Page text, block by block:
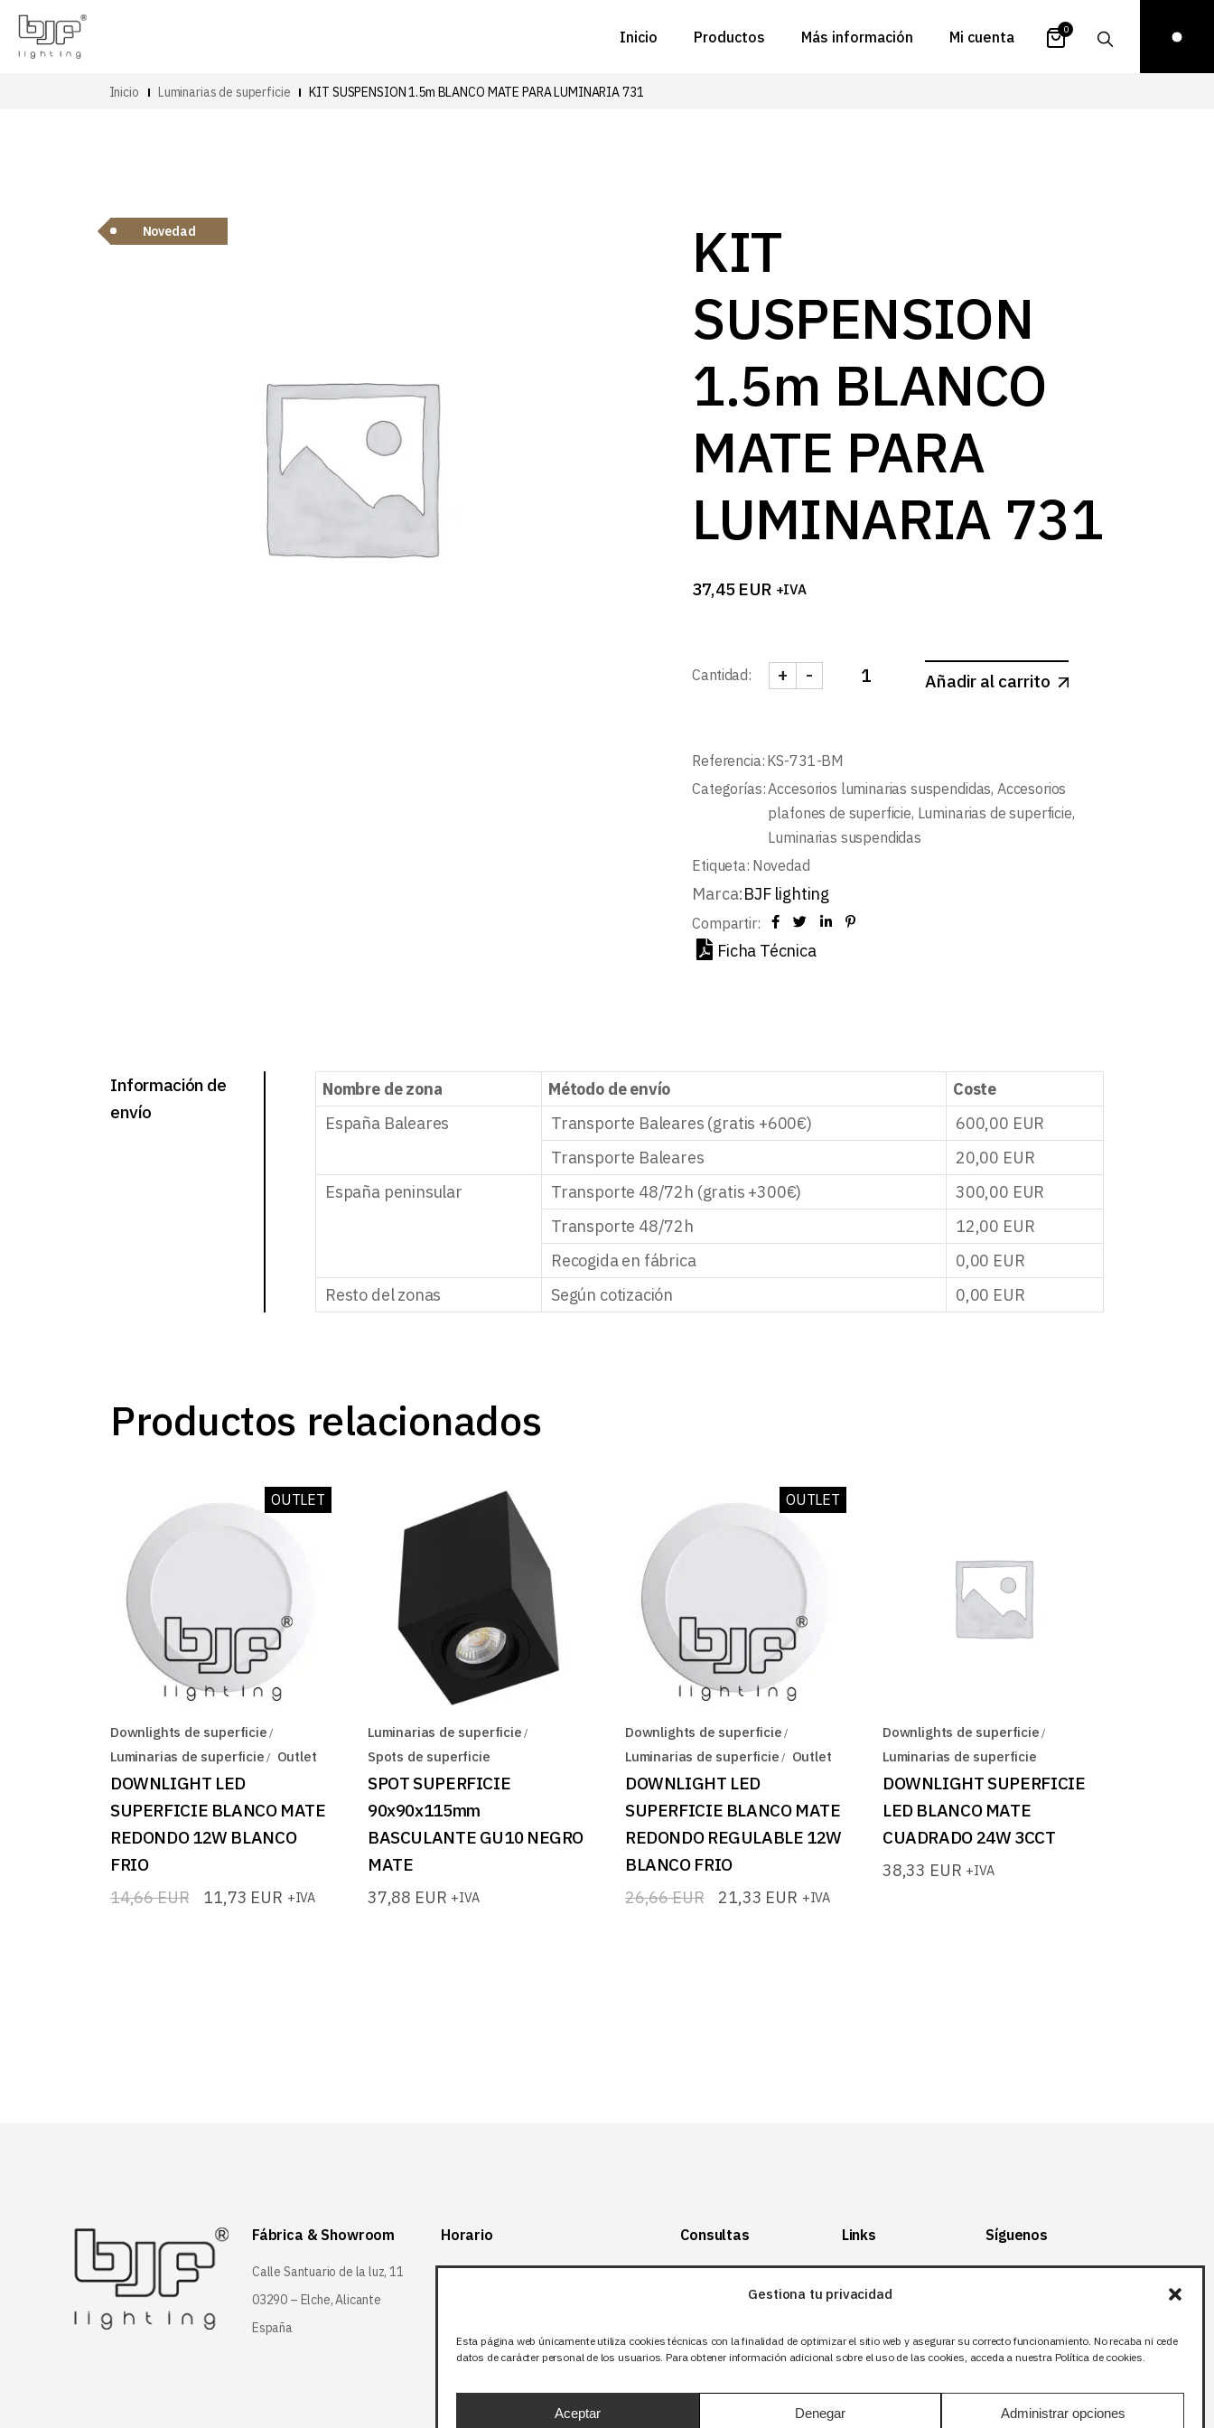
Gestiona tu privacidad
Esta página web únicamente utiliza cookies técnicas con la finalidad de optimizar el sitio web y asegurar su correcto funcionamiento. No recaba ni cede
datos de carácter personal de los usuarios. Para obtener información adicional sobre el uso de las cookies, acceda a nuestra Política de cookies.
Aceptar Denegar Administrar opciones
Inicio Productos Más información
Zona de inspiración
Blog
Mi cuenta 0
Inicio Luminarias de superficie KIT SUSPENSION 1.5m BLANCO MATE PARA LUMINARIA 731
Novedad
KIT
SUSPENSION
1.5m BLANCO
MATE PARA
LUMINARIA 731
37,45 EUR +IVA
Cantidad: KIT SUSPENSION 1.5m BLANCO MATE PARA LUMINARIA
-
+ Añadir al carrito
Referencia: KS-731-BM
Categorías:Accesorios luminarias suspendidas, Accesorios
plafones de superficie, Luminarias de superficie,
Luminarias suspendidas
Etiqueta: Novedad
Marca:BJF lighting
Compartir:
Ficha Técnica
Información de
envío
Nombre de zona Método de envío
Coste
España Baleares
Transporte Baleares (gratis +600€) 600,00 EUR
Transporte Baleares
20,00 EUR
España peninsular
Transporte 48/72h (gratis +300€) 300,00 EUR
Transporte 48/72h
12,00 EUR
Recogida en fábrica
0,00 EUR
Resto del zonas
Según cotización 0,00 EUR
Productos relacionados
OUTLET
Downlights de superficie
Luminarias de superficie
Outlet
DOWNLIGHT LED
SUPERFICIE BLANCO MATE
REDONDO 12W BLANCO
FRIO
14,66EUR
El 11,73 EUR
El +IVA
Luminarias de superficie
Spots de superficie
SPOT SUPERFICIE
90x90x115mm
BASCULANTE GU10 NEGRO
MATE
37,88 EUR +IVA
OUTLET
Downlights de superficie
Luminarias de superficie
Outlet
DOWNLIGHT LED
SUPERFICIE BLANCO MATE
REDONDO REGULABLE 12W
BLANCO FRIO
26,66EUR
El 21,33 EUR
El +IVA
Downlights de superficie
Luminarias de superficie
DOWNLIGHT SUPERFICIE
LED BLANCO MATE
CUADRADO 24W 3CCT
38,33 EUR +IVA
Fábrica & Showroom
Calle Santuario de la luz, 11
03290 – Elche, Alicante
España
Horario
Lunes-Viernes:
Cerrado
Consultas
+34 966 28 88
12
info@bjflighting.com
Links
Mapa del Sitio
Aviso legal
privacidad
Síguenos
Facebook
LinkedIn